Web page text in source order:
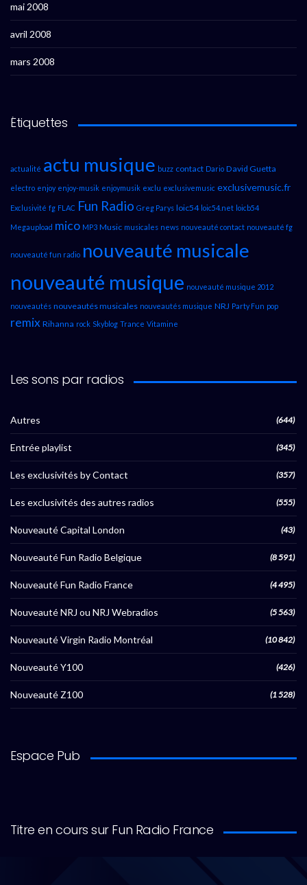
mai 2008
avril 2008
mars 2008
Étiquettes
actualité actu musique buzz contact Dario David Guetta
electro enjoy enjoy-musik enjoymusik exclu exclusivemusic exclusivemusic.fr
Exclusivité fg FLAC Fun Radio Greg Parys loic54 loic54.net loicb54
Megaupload mico MP3 Music musicales news nouveauté contact nouveauté fg
nouveauté fun radio nouveauté musicale
nouveauté musique nouveauté musique 2012
nouveautés nouveautés musicales nouveautés musique NRJ Party Fun pop
remix Rihanna rock Skyblog Trance Vitamine
Les sons par radios
Autres (644)
Entrée playlist (345)
Les exclusivités by Contact (357)
Les exclusivités des autres radios (555)
Nouveauté Capital London (43)
Nouveauté Fun Radio Belgique (8 591)
Nouveauté Fun Radio France (4 495)
Nouveauté NRJ ou NRJ Webradios (5 563)
Nouveauté Virgin Radio Montréal (10 842)
Nouveauté Y100 (426)
Nouveauté Z100 (1 528)
Espace Pub
Titre en cours sur Fun Radio France